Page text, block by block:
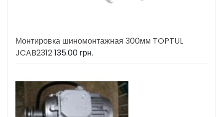
Монтировка шиномонтажная 300мм TOPTUL
JCAB2312135.00 грн.